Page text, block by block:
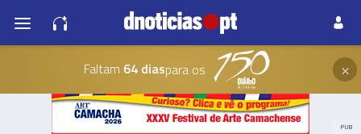
Faltam 64 diaspara os ×
PUB